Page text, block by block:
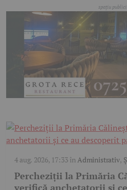
4 aug. 2026, 17:33înAdministrativ,
Percheziții la Primăria
verifică anchetatorii și